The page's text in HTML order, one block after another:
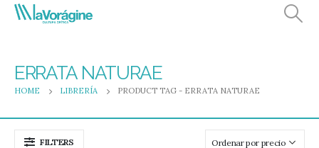
ERRATA NATURAE
HOME LIBRERÍA PRODUCT TAG - ERRATA NATURAE
FILTERS